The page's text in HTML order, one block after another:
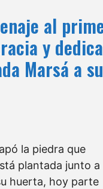
al
y dedica
Marsá a su
la piedra que
plantada junto a
huerta, hoy parte